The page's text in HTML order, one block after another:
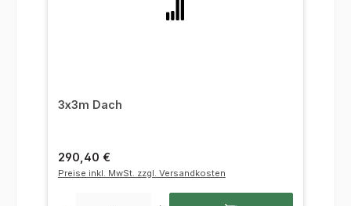
3x3m Dach
Regulärer Preis:
290,40 €
Preise inkl. MwSt. zzgl. Versandkosten